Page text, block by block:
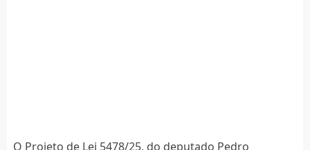
O Projeto de Lei 5478/25, do deputado Pedro